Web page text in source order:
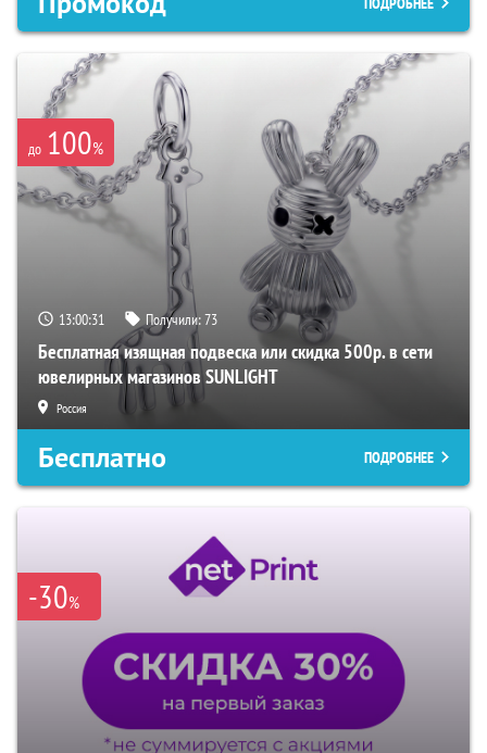
до 100%
13:00:29 Получили:73
Бесплатная изящная подвеска или скидка 500р. в сети
ювелирных магазинов SUNLIGHT
Россия
Бесплатно ПОДРОБНЕЕ
-30%